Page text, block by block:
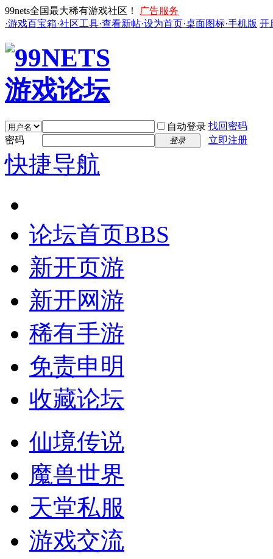
99nets全国最大稀有游戏社区！
广告服务
·游戏百宝箱·社区工具·查看新帖·设为首页·桌面图标·手机版 开
自动登录 找回密码
密码
登录 立即注册
快捷导航
论坛首页BBS
新开页游
新开网游
稀有手游
免责申明
收藏论坛
仙境传说
魔兽世界
天堂私服
游戏交流